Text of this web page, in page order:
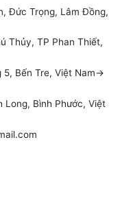
Đức Trọng, Lâm Đồng,
Thủy, TP Phan Thiết,
5, Bến Tre, Việt Nam->
Long, Bình Phước, Việt